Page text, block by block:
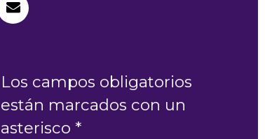
Los campos obligatorios
están marcados con un
asterisco *